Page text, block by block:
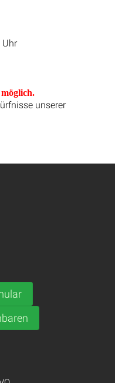
Uhr
unserer